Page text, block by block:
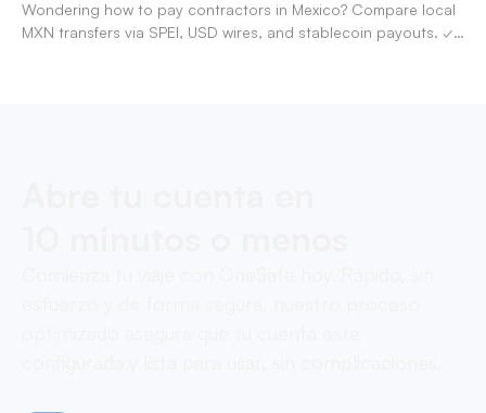
Wondering how to pay contractors in Mexico? Compare local
MXN transfers via SPEI, USD wires, and stablecoin payouts. ✓